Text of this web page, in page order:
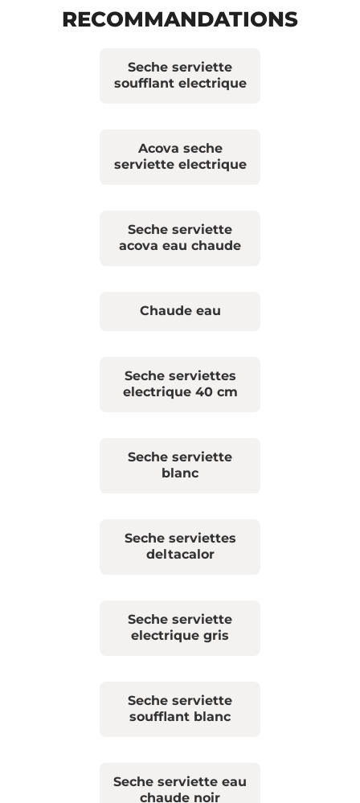
RECOMMANDATIONS
Seche serviette
soufflant electrique
Acova seche
serviette electrique
Seche serviette
acova eau chaude
Chaude eau
Seche serviettes
electrique 40 cm
Seche serviette
blanc
Seche serviettes
deltacalor
Seche serviette
electrique gris
Seche serviette
soufflant blanc
Seche serviette eau
chaude noir